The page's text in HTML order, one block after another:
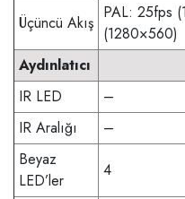
Üçüncü Akış
PAL: 25fps
(1280×560)
Aydınlatıcı
IR LED
–
IR Aralığı
–
Beyaz
LED’ler
4